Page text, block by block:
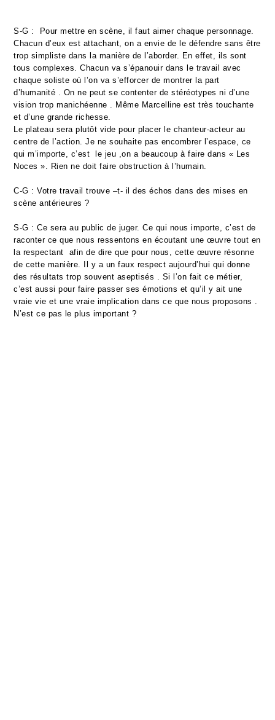
S-G : Pour mettre en scène, il faut aimer chaque personnage.
Chacun d’eux est attachant, on a envie de le défendre sans être
trop simpliste dans la manière de l’aborder. En effet, ils sont
tous complexes. Chacun va s’épanouir dans le travail avec
chaque soliste où l’on va s’efforcer de montrer la part
d’humanité . On ne peut se contenter de stéréotypes ni d’une
vision trop manichéenne . Même Marcelline est très touchante
et d’une grande richesse.
Le plateau sera plutôt vide pour placer le chanteur-acteur au
centre de l’action. Je ne souhaite pas encombrer l’espace, ce
qui m’importe, c’est le jeu ,on a beaucoup à faire dans « Les
Noces ». Rien ne doit faire obstruction à l’humain.
C-G : Votre travail trouve –t- il des échos dans des mises en
scène antérieures ?
S-G : Ce sera au public de juger. Ce qui nous importe, c’est de
raconter ce que nous ressentons en écoutant une œuvre tout en
la respectant afin de dire que pour nous, cette œuvre résonne
de cette manière. Il y a un faux respect aujourd’hui qui donne
des résultats trop souvent aseptisés . Si l’on fait ce métier,
c’est aussi pour faire passer ses émotions et qu’il y ait une
vraie vie et une vraie implication dans ce que nous proposons .
N’est ce pas le plus important ?